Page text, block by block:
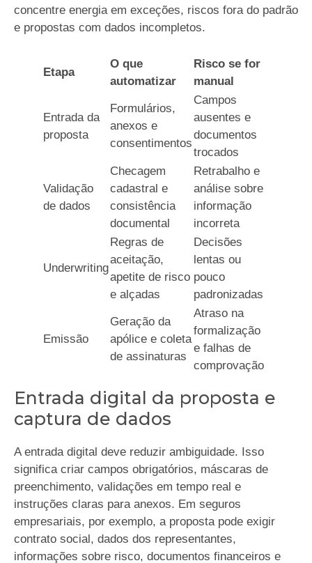
concentre energia em exceções, riscos fora do padrão
e propostas com dados incompletos.
Etapa
O que
automatizar
Risco se for
manual
Entrada da
proposta
Formulários,
anexos e
consentimentos
Campos
ausentes e
documentos
trocados
Validação
de dados
Checagem
cadastral e
consistência
documental
Retrabalho e
análise sobre
informação
incorreta
Underwriting
Regras de
aceitação,
apetite de risco
e alçadas
Decisões
lentas ou
pouco
padronizadas
Emissão
Geração da
apólice e coleta
de assinaturas
Atraso na
formalização
e falhas de
comprovação
Entrada digital da proposta e
captura de dados
A entrada digital deve reduzir ambiguidade. Isso
significa criar campos obrigatórios, máscaras de
preenchimento, validações em tempo real e
instruções claras para anexos. Em seguros
empresariais, por exemplo, a proposta pode exigir
contrato social, dados dos representantes,
informações sobre risco, documentos financeiros e